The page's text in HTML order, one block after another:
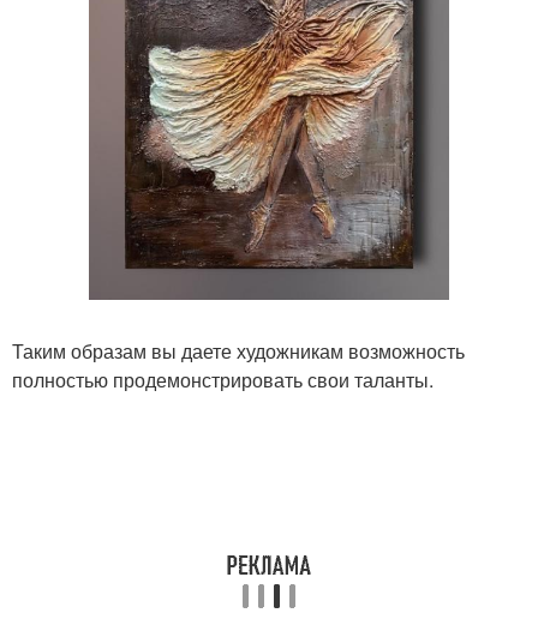
Таким образам вы даете художникам возможность
полностью продемонстрировать свои таланты.